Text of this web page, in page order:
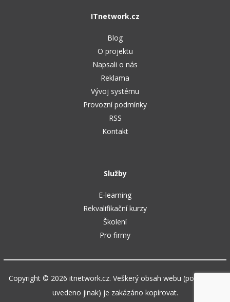
ITnetwork.cz
Blog
O projektu
Napsali o nás
Reklama
Vývoj systému
Provozní podmínky
RSS
Kontakt
Služby
E-learning
Rekvalifikační kurzy
Školení
Pro firmy
Copyright © 2026 itnetwork.cz. Veškerý obsah webu (pokud není
uvedeno jinak) je zakázáno kopírovat.